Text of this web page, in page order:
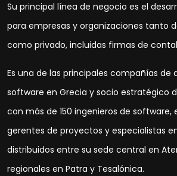
Su principal línea de negocio es el
para empresas y organizaciones tanto
como privado, incluidas firmas de
Es una de las principales compañías de
software en Grecia y socio estratégico
con más de 150 ingenieros de software,
gerentes de proyectos y especialistas
distribuidos entre su sede central en
regionales en Patra y Tesalónica.